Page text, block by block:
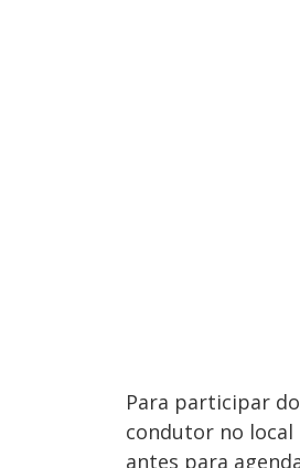
Para participar
condutor no local
antes para